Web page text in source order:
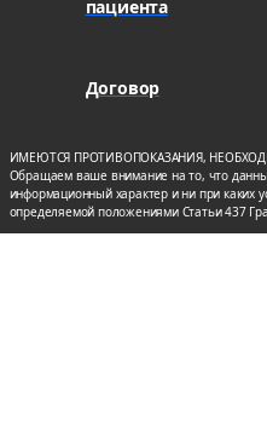
пациента
Договор
ИМЕЮТСЯ ПРОТИВОПОКАЗАНИЯ,
Обращаем ваше внимание на то, что
информационный характер и ни при каких
определяемой положениями Статьи 437